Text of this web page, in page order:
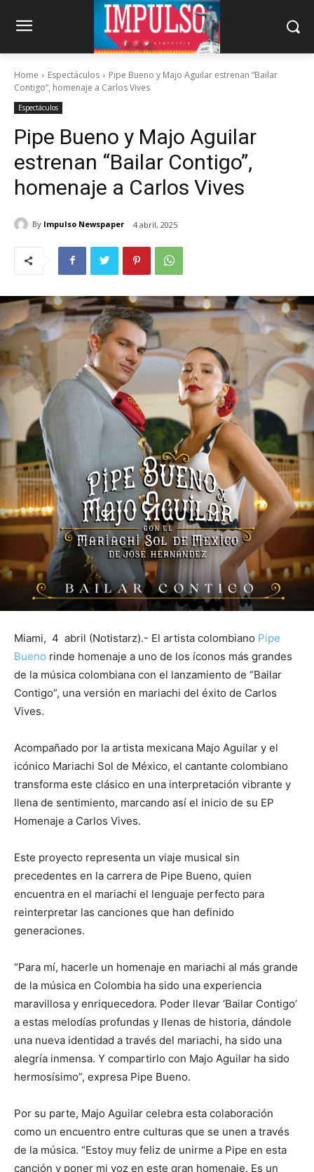
Home Espectáculos
Pipe Bueno y Majo Aguilar estrenan “Bailar
Contigo”, homenaje a Carlos Vives
Espectáculos
Pipe Bueno y Majo Aguilar
estrenan “Bailar Contigo”,
homenaje a Carlos Vives
By Impulso Newspaper 4 abril, 2025
Miami, 4 abril (Notistarz).- El artista colombiano Pipe
Bueno rinde homenaje a uno de los íconos más grandes
de la música colombiana con el lanzamiento de “Bailar
Contigo”, una versión en mariachi del éxito de Carlos
Vives.
Acompañado por la artista mexicana Majo Aguilar y el
icónico Mariachi Sol de México, el cantante colombiano
transforma este clásico en una interpretación vibrante y
llena de sentimiento, marcando así el inicio de su EP
Homenaje a Carlos Vives.
Este proyecto representa un viaje musical sin
precedentes en la carrera de Pipe Bueno, quien
encuentra en el mariachi el lenguaje perfecto para
reinterpretar las canciones que han definido
generaciones.
“Para mí, hacerle un homenaje en mariachi al más grande
de la música en Colombia ha sido una experiencia
maravillosa y enriquecedora. Poder llevar ‘Bailar Contigo’
a estas melodías profundas y llenas de historia, dándole
una nueva identidad a través del mariachi, ha sido una
alegría inmensa. Y compartirlo con Majo Aguilar ha sido
hermosísimo”, expresa Pipe Bueno.
Por su parte, Majo Aguilar celebra esta colaboración
como un encuentro entre culturas que se unen a través
de la música. “Estoy muy feliz de unirme a Pipe en esta
canción y poner mi voz en este gran homenaje. Es un